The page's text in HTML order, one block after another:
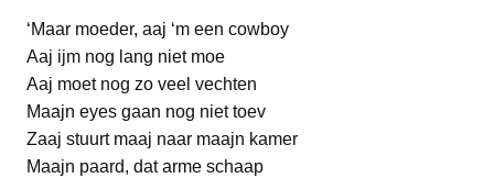
‘Maar moeder, aaj ‘m een cowboy
Aaj ijm nog lang niet moe
Aaj moet nog zo veel vechten
Maajn eyes gaan nog niet toev
Zaaj stuurt maaj naar maajn kamer
Maajn paard, dat arme schaap